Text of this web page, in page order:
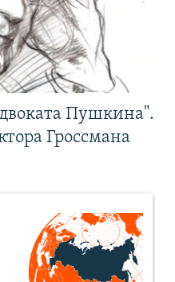
Пушкина".
Гроссмана